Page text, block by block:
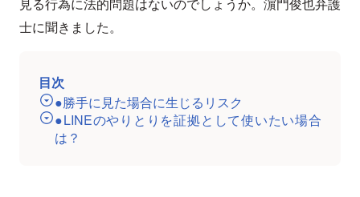
見る行為に法的問題はないのでしょうか。濵門俊也弁護
士に聞きました。
目次
●勝手に見た場合に生じるリスク
●LINEのやりとりを証拠として使いたい場合
は？